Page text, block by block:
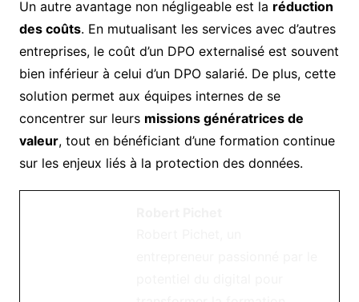
Un autre avantage non négligeable est la réduction
des coûts. En mutualisant les services avec d’autres
entreprises, le coût d’un DPO externalisé est souvent
bien inférieur à celui d’un DPO salarié. De plus, cette
solution permet aux équipes internes de se
concentrer sur leurs missions génératrices de
valeur, tout en bénéficiant d’une formation continue
sur les enjeux liés à la protection des données.